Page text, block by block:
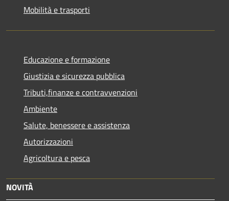
Mobilità e trasporti
Educazione e formazione
Giustizia e sicurezza pubblica
Tributi,finanze e contravvenzioni
Ambiente
Salute, benessere e assistenza
Autorizzazioni
Agricoltura e pesca
NOVITÀ